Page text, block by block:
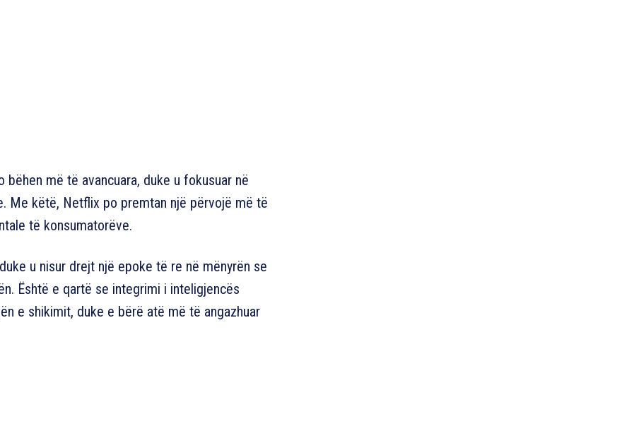
më të avancuara, duke u fokusuar në
Me këtë, Netflix po premtan një përvojë më të
të konsumatorëve.
u nisur drejt një epoke të re në mënyrën se
Është e qartë se integrimi i inteligjencës
e shikimit, duke e bërë atë më të angazhuar